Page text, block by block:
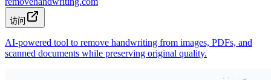
访问
AI-powered tool to remove handwriting from images, PDFs, and
scanned documents while preserving original quality.